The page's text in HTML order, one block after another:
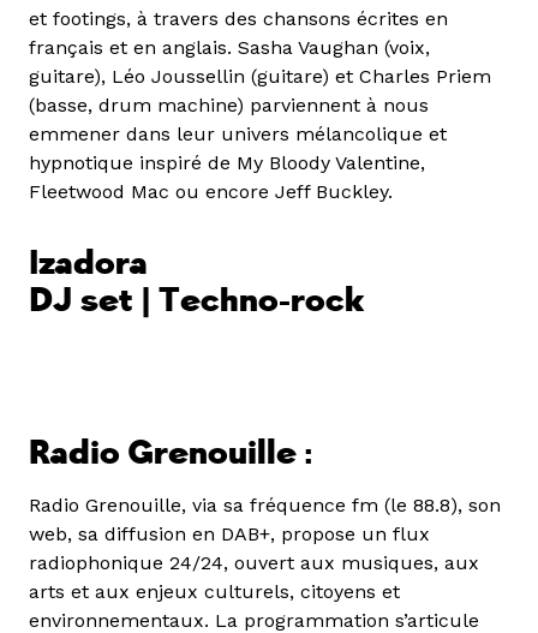
et footings, à travers des chansons écrites en
français et en anglais. Sasha Vaughan (voix,
guitare), Léo Joussellin (guitare) et Charles Priem
(basse, drum machine) parviennent à nous
emmener dans leur univers mélancolique et
hypnotique inspiré de My Bloody Valentine,
Fleetwood Mac ou encore Jeff Buckley.
Izadora
DJ set | Techno-rock
Radio Grenouille :
Radio Grenouille, via sa fréquence fm (le 88.8), son
web, sa diffusion en DAB+, propose un flux
radiophonique 24/24, ouvert aux musiques, aux
arts et aux enjeux culturels, citoyens et
environnementaux. La programmation s’articule